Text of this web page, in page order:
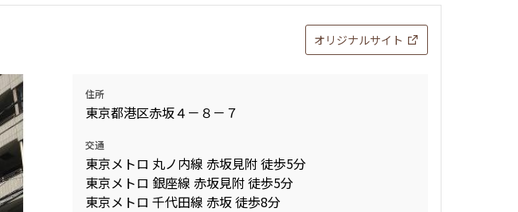
賃料改定
フリーレント
ペット可
コンシェルジュ付き
ブランドマンション
オリジナルサイト
住所
東京都港区赤坂４－８－７
交通
東京メトロ 丸ノ内線 赤坂見附 徒歩5分
東京メトロ 銀座線 赤坂見附 徒歩5分
東京メトロ 千代田線 赤坂 徒歩8分